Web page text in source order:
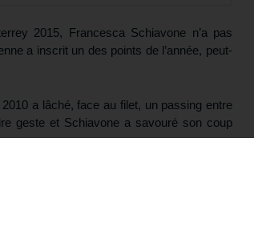
2015, Francesca Schiavone n’a pas
a inscrit un des points de l’année, peut-
a lâché, face au filet, un passing entre
geste et Schiavone a savouré son coup